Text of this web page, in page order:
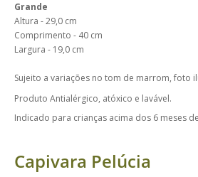
Grande
Altura - 29,0 cm
Comprimento - 40 cm
Largura - 19,0 cm
Sujeito a variações no tom de marrom, foto
Produto Antialérgico, atóxico e lavável.
Indicado para crianças acima dos 6 meses
Capivara Pelúcia